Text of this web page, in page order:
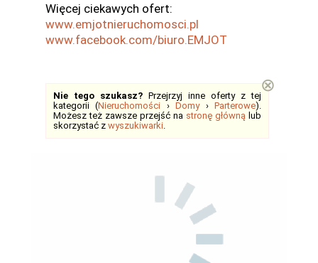
Więcej ciekawych ofert:
www.emjotnieruchomosci.pl
www.facebook.com/biuro.EMJOT
Nie tego szukasz? Przejrzyj inne oferty z tej
kategorii (Nieruchomości ›Domy›Parterowe).
Możesz też zawsze przejść na stronę główną lub
skorzystać z wyszukiwarki
⊗